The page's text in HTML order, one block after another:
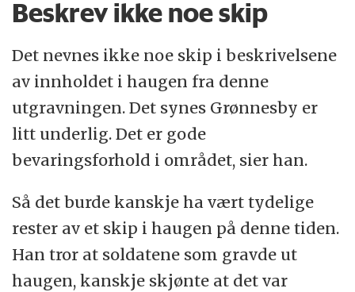
Beskrev ikke noe skip
Det nevnes ikke noe skip i beskrivelsene
av innholdet i haugen fra denne
utgravningen. Det synes Grønnesby er
litt underlig. Det er gode
bevaringsforhold i området, sier han.
Så det burde kanskje ha vært tydelige
rester av et skip i haugen på denne tiden.
Han tror at soldatene som gravde ut
haugen, kanskje skjønte at det var